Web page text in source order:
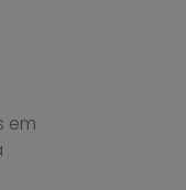
em